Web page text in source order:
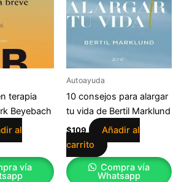
terapia
Beyebach
al
vía
Autoayuda
10 consejos para alargar
tu vida de Bertil Marklund
$109
Añadir al
carrito
Compra vía
Whatsapp